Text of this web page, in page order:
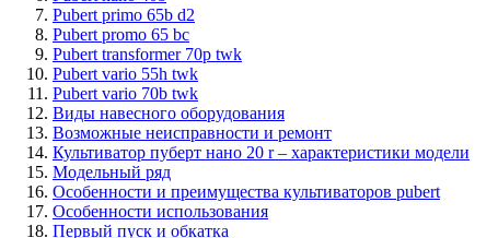
Pubert primo 65b d2
Pubert promo 65 bc
Pubert transformer 70p twk
Pubert vario 55h twk
Pubert vario 70b twk
Виды навесного оборудования
Возможные неисправности и ремонт
Культиватор пуберт нано 20 r – характеристики модели
Модельный ряд
Особенности и преимущества культиваторов pubert
Особенности использования
Первый пуск и обкатка